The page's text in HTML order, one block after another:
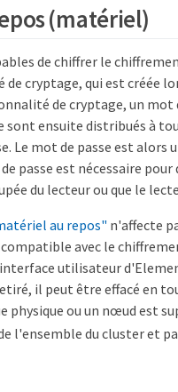
(matériel)
de chiffrer le
de cryptage, qui est créée
de cryptage, un mot
sont ensuite distribués à
Le mot de passe est alors
passe est nécessaire
du lecteur ou que le
au repos" n'affecte
avec le
utilisateur
il peut être effacé en
physique ou un nœud est
l'ensemble du cluster et